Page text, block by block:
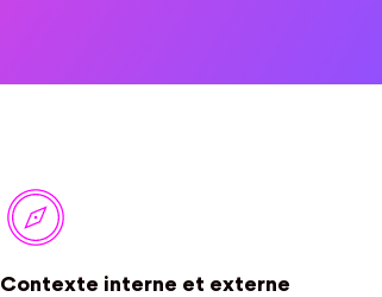
Contexte interne et externe